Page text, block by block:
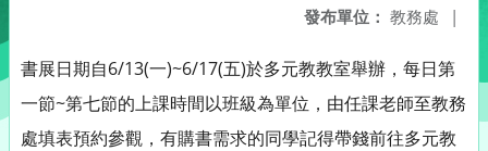
發布單位： 教務處 |
書展日期自6/13(一)~6/17(五)於多元教教室舉辦，每日第
一節~第七節的上課時間以班級為單位，由任課老師至教務
處填表預約參觀，有購書需求的同學記得帶錢前往多元教